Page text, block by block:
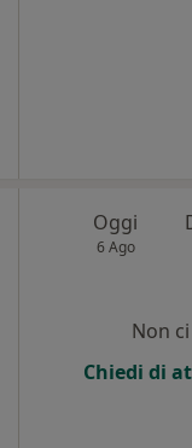
Oggi
6 Ago
Non
Chiedi di